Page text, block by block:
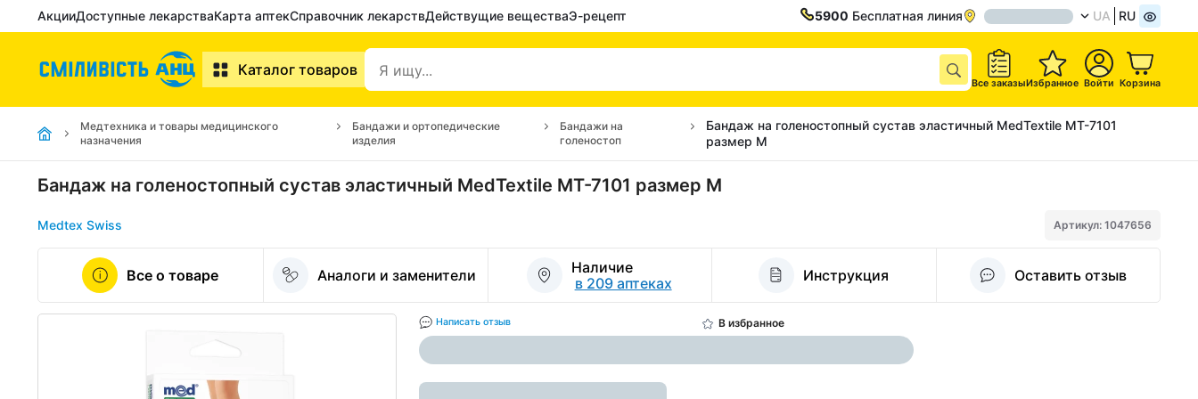
АкцииДоступные лекарстваКарта аптекСправочник лекарствДействущие веществаЭ-рецепт 5900 Бесплатная линия UA RU
Каталог товаров
Все заказыИзбранное Войти Корзина
Медтехника и товары медицинского
назначения
Бандажи и ортопедические
изделия
Бандажи на
голеностоп
Бандаж на голеностопный сустав эластичный MedTextile МТ-7101
размер M
Бандаж на голеностопный сустав эластичный MedTextile МТ-7101 размер M
Medtex Swiss Артикул: 1047656
Все о товаре Аналоги и заменители
Наличие
в 209 аптеках
Инструкция Оставить отзыв
Написать отзыв В избранное